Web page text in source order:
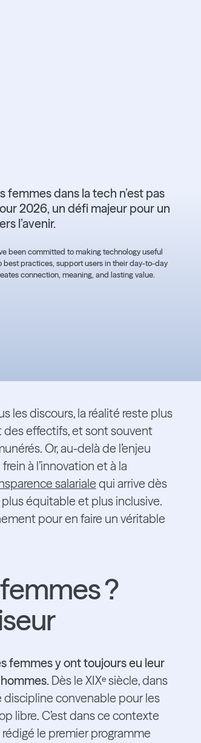
femmes dans la tech n’est pas
2026, un défi majeur pour un
l’avenir.
been committed to making technology useful
best practices, support users in their day-to-day
connection, meaning, and lasting value.
les discours, la réalité reste plus
des effectifs, et sont souvent
Or, au-delà de l’enjeu
à l’innovation et à la
salariale qui arrive dès
équitable et plus inclusive.
pour en faire un véritable
?
femmes y ont toujours eu leur
Dès le XIXᵉ siècle, dans
discipline convenable pour les
libre. C’est dans ce contexte
le premier programme